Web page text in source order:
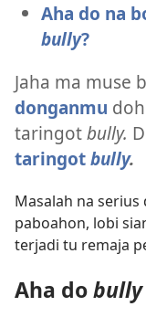
Aha do na
bully?
Jaha ma muse
donganmu
taringotbully.
taringotbully.
Masalah na serius
paboahon, lobi
terjadi tu remaja
Aha dobully